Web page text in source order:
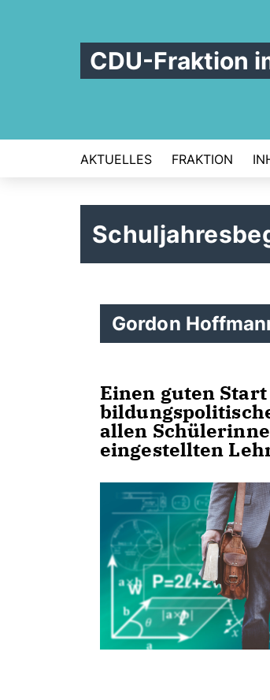
CDU-Fraktion
AKTUELLES FRAKTION
Gordon
Einen guten
allen
eingestellten